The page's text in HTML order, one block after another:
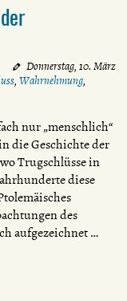
Donnerstag, 10. März
, Wahrnehmung,
nur „menschlich“
die Geschichte der
Trugschlüsse in
diese
des
aufgezeichnet …